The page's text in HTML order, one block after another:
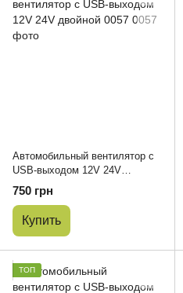
Автомобильный вентилятор с
USB-выходом 12V 24V
двойной 0057
750 грн
Купить
ТОП